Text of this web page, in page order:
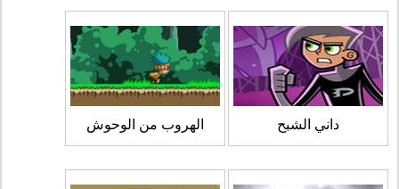
داني الشبح الهروب من الوحوش